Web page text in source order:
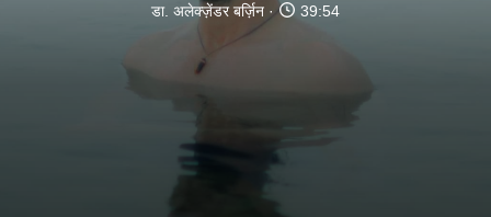
डा. अलेक्ज़ेंडर बर्ज़िन 39:54